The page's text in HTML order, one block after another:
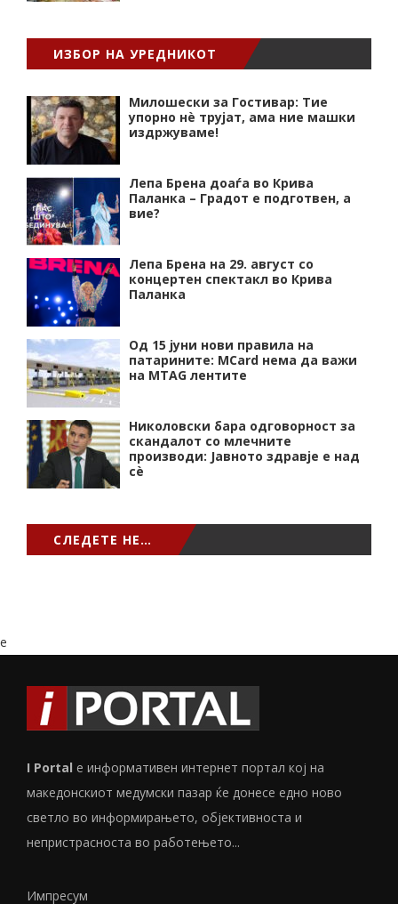
ИЗБОР НА УРЕДНИКОТ
Милошески за Гостивар: Тие
упорно нѐ трујат, ама ние машки
издржуваме!
Лепа Брена доаѓа во Крива
Паланка – Градот е подготвен, а
вие?
Лепа Брена на 29. август со
концертен спектакл во Крива
Паланка
Од 15 јуни нови правила на
патарините: MCard нема да важи
на MTAG лентите
Николовски бара одговорност за
скандалот со млечните
производи: Јавното здравје е над
сѐ
СЛЕДЕТЕ НЕ…
e
I Portal е информативен интернет портал кој на
македонскиот медумски пазар ќе донесе едно ново
светло во информирањето, објективноста и
непристрасноста во работењето...
Импресум